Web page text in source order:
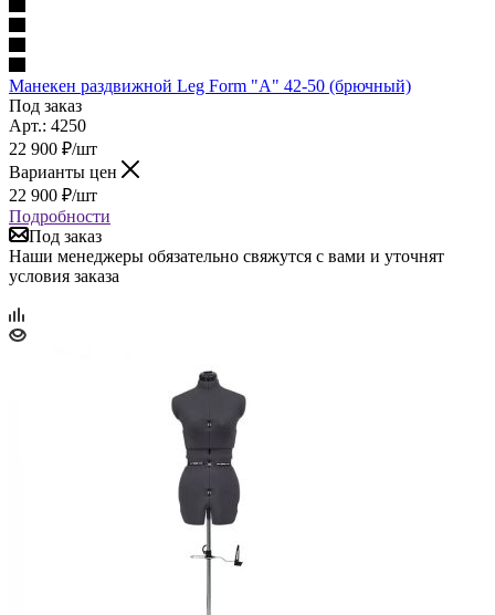
Манекен раздвижной Leg Form "А" 42-50 (брючный)
Под заказ
Арт.: 4250
22 900 ₽/шт
Варианты цен
22 900 ₽/шт
Подробности
Под заказ
Наши менеджеры обязательно свяжутся с вами и уточнят
условия заказа